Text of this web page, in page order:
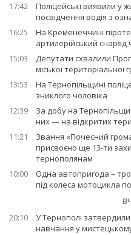
17:42
Поліцейські виявили у
посвідчення водія з
16:25
На Кременеччині
артилерійський снаряд
15:03
Депутати схвалили
міської
13:53
На Тернопільщині
зниклого чоловіка
12:39
За добу на
них — на відкритих
11:21
Звання «Почесний
присвоєно ще 13-ти
тернополянам
10:00
Одна автопригода –
під колеса мотоцикла
20:10
У Тернополі затвердили
навчання у